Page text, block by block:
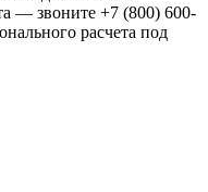
— звоните +7 (800) 600-
расчета под